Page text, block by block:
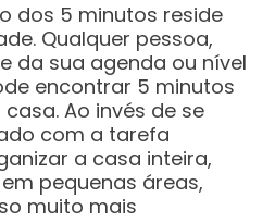
dos 5 minutos reside
Qualquer pessoa,
da sua agenda ou nível
encontrar 5 minutos
Ao invés de se
com a tarefa
a casa inteira,
pequenas áreas,
muito mais